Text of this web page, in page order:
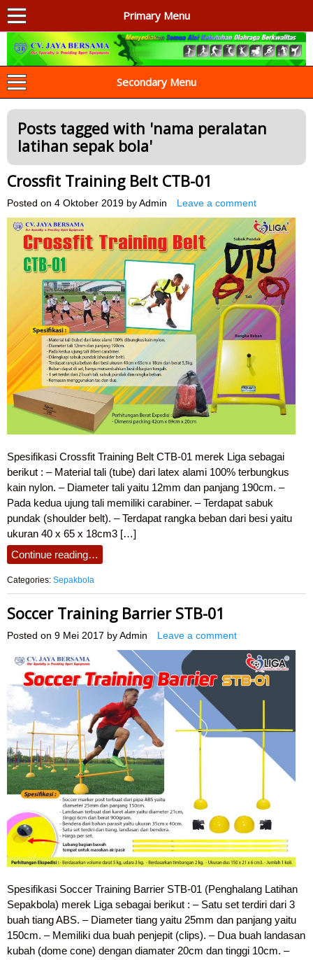
Primary Menu
AGEN ALAT OLAHRAGA
Menyediakan Alat Olahraga Terlengkap di Indonesia
Secondary Menu
Posts tagged with 'nama peralatan
latihan sepak bola'
Crossfit Training Belt CTB-01
Posted on 4 Oktober 2019 by Admin Leave a comment
Spesifikasi Crossfit Training Belt CTB-01 merek Liga sebagai
berikut : – Material tali (tube) dari latex alami 100% terbungkus
kain nylon. – Diameter tali yaitu 12mm dan panjang 190cm. –
Pada kedua ujung tali memiliki carabiner. – Terdapat sabuk
pundak (shoulder belt). – Terdapat rangka beban dari besi yaitu
ukuran 40 x 65 x 18cm3 […]
Continue reading…
Categories: Sepakbola
Soccer Training Barrier STB-01
Posted on 9 Mei 2017 by Admin Leave a comment
Spesifikasi Soccer Training Barrier STB-01 (Penghalang Latihan
Sepakbola) merek Liga sebagai berikut : – Satu set terdiri dari 3
buah tiang ABS. – Diameter tiang yaitu 25mm dan panjang yaitu
150cm. – Memiliki dua buah penjepit (clips). – Dua buah landasan
kubah (dome cone) dengan diamater 20cm dan tinggi 10cm. –